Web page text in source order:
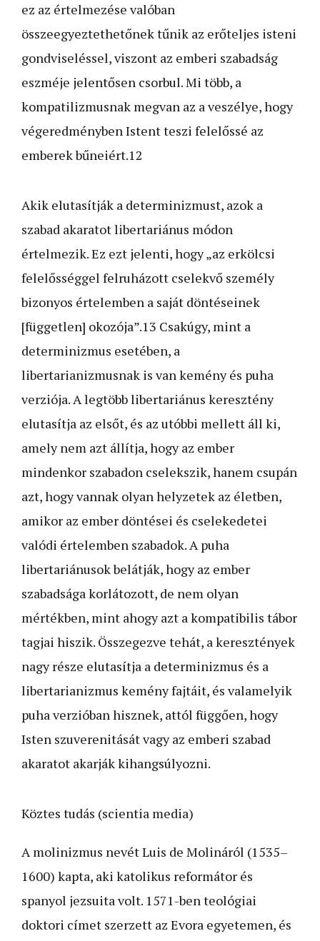
ez az értelmezése valóban
összeegyeztethetőnek tűnik az erőteljes isteni
gondviseléssel, viszont az emberi szabadság
eszméje jelentősen csorbul. Mi több, a
kompatilizmusnak megvan az a veszélye, hogy
végeredményben Istent teszi felelőssé az
emberek bűneiért.12
Akik elutasítják a determinizmust, azok a
szabad akaratot libertariánus módon
értelmezik. Ez ezt jelenti, hogy „az erkölcsi
felelősséggel felruházott cselekvő személy
bizonyos értelemben a saját döntéseinek
[független] okozója”.13 Csakúgy, mint a
determinizmus esetében, a
libertarianizmusnak is van kemény és puha
verziója. A legtöbb libertariánus keresztény
elutasítja az elsőt, és az utóbbi mellett áll ki,
amely nem azt állítja, hogy az ember
mindenkor szabadon cselekszik, hanem csupán
azt, hogy vannak olyan helyzetek az életben,
amikor az ember döntései és cselekedetei
valódi értelemben szabadok. A puha
libertariánusok belátják, hogy az ember
szabadsága korlátozott, de nem olyan
mértékben, mint ahogy azt a kompatibilis tábor
tagjai hiszik. Összegezve tehát, a keresztények
nagy része elutasítja a determinizmus és a
libertarianizmus kemény fajtáit, és valamelyik
puha verzióban hisznek, attól függően, hogy
Isten szuverenitását vagy az emberi szabad
akaratot akarják kihangsúlyozni.
Köztes tudás (scientia media)
A molinizmus nevét Luis de Molináról (1535–
1600) kapta, aki katolikus reformátor és
spanyol jezsuita volt. 1571-ben teológiai
doktori címet szerzett az Evora egyetemen, és